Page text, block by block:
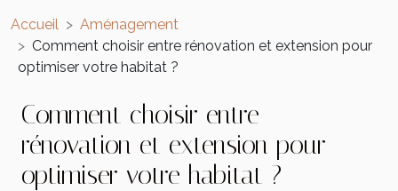
Accueil
Aménagement
Comment choisir entre rénovation et extension pour
optimiser votre habitat ?
Comment choisir entre
rénovation et extension pour
optimiser votre habitat ?